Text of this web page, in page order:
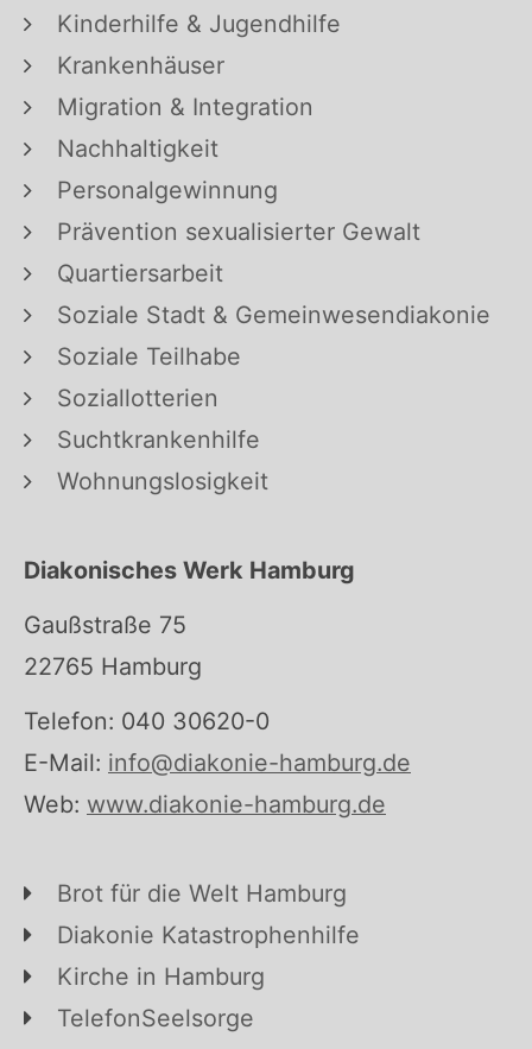
Kinderhilfe & Jugendhilfe
Krankenhäuser
Migration & Integration
Nachhaltigkeit
Personalgewinnung
Prävention sexualisierter Gewalt
Quartiersarbeit
Soziale Stadt & Gemeinwesendiakonie
Soziale Teilhabe
Soziallotterien
Suchtkrankenhilfe
Wohnungslosigkeit
Diakonisches Werk Hamburg
Gaußstraße 75
22765 Hamburg
Telefon: 040 30620-0
E-Mail: info@diakonie-hamburg.de
Web: www.diakonie-hamburg.de
Brot für die Welt Hamburg
Diakonie Katastrophenhilfe
Kirche in Hamburg
TelefonSeelsorge